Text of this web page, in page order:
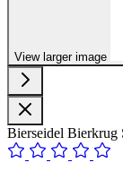
View larger image
Bierseidel Bierkrug